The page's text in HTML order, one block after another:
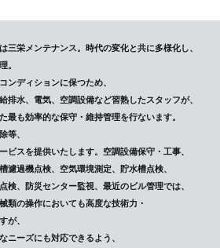
三栄メンテナンス。時代の変化と共に多様化し、
。
ンディションに保つため、
排水、電気、空調設備など習熟したスタッフが、
最も効率的な保守・維持管理を行ないます。
等、
ビスを提供いたします。空調設備保守・工事、
濾過機点検、空気環境測定、貯水槽点検、
検、防災センター監視、最近のビル管理では、
類の操作においても高度な技術力・
が、
ニーズにも対応できるよう、